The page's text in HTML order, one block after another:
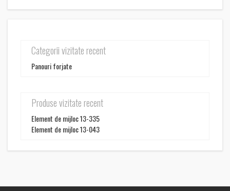
Categorii vizitate recent
Panouri forjate
Produse vizitate recent
Element de mijloc 13-335
Element de mijloc 13-043